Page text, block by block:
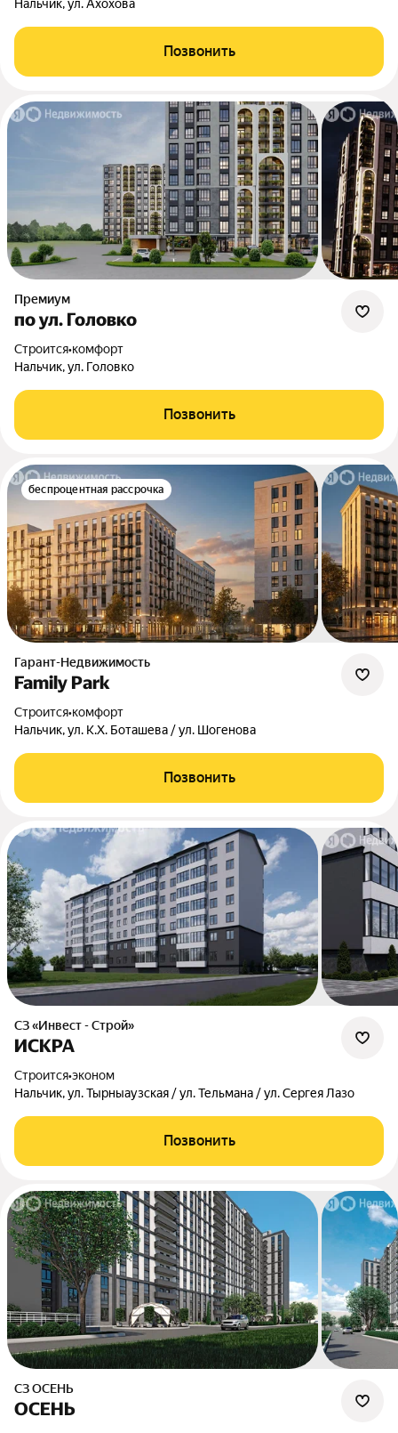
Нальчик, ул. Ахохова
Позвонить
Премиум
по ул. Головко
Строится•комфорт
Нальчик, ул. Головко
Позвонить
беспроцентная рассрочка
Гарант-Недвижимость
Family Park
Строится•комфорт
Нальчик, ул. К.Х. Боташева / ул. Шогенова
Позвонить
СЗ «Инвест - Строй»
ИСКРА
Строится•эконом
Нальчик, ул. Тырныаузская / ул. Тельмана / ул. Сергея Лазо
Позвонить
СЗ ОСЕНЬ
ОСЕНЬ